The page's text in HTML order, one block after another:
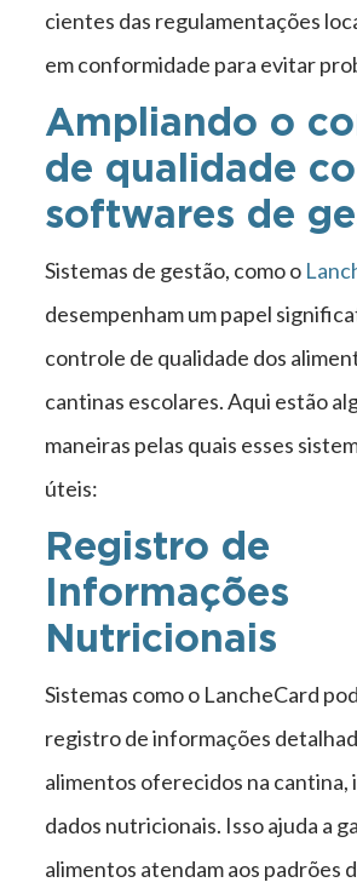
cientes das regulamentações
em conformidade para evitar
Ampliando o
de qualidade
softwares de
Sistemas de gestão, como o
desempenham um papel
controle de qualidade dos
cantinas escolares. Aqui estão
maneiras pelas quais esses
úteis:
Registro de
Informações
Nutricionais
Sistemas como o LancheCard
registro de informações
alimentos oferecidos na cantina,
dados nutricionais. Isso ajuda a
alimentos atendam aos padrões